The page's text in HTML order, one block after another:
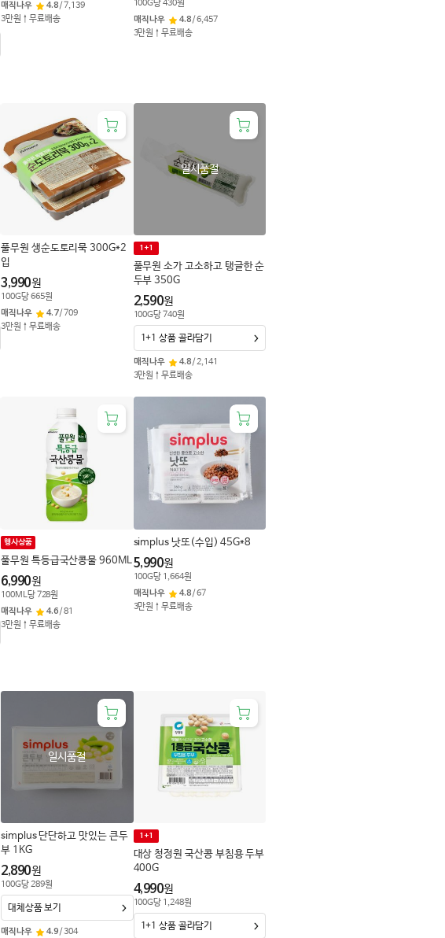
매직나우
4.8/7,139
3만원↑무료배송
100G당430원
매직나우
4.8 /6,457
3만원↑무료배송
풀무원 생순도토리묵 300G*2
입
3,990원
100G당665원
매직나우
4.7/709
3만원↑무료배송
풀무원 소가 고소하고 탱글한 순
두부 350G
일시품절
1+1
2,590원
100G당740원
매직나우 4.8 /2,141
3만원↑무료배송
1+1 상품 골라담기
풀무원 특등급국산콩물 960ML
행사상품
6,990원
100ML당728원
매직나우
4.6/81
3만원↑무료배송
simplus 낫또(수입) 45G*8
5,990원
100G당 1,664원
매직나우
4.8 /67
3만원↑무료배송
simplus 단단하고 맛있는 큰두
부 1KG
일시품절
2,890원
100G당289원
매직나우 4.9/304
대체상품 보기
대상 청정원 국산콩 부침용 두부
400G
1+1
4,990원
100G당 1,248원
1+1 상품 골라담기